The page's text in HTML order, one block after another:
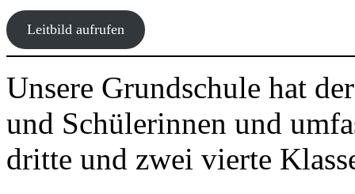
Leitbild aufrufen
Unsere Grundschule hat
und Schülerinnen und
dritte und zwei vierte